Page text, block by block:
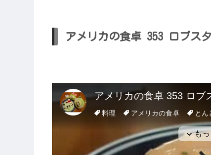
アメリカの食卓 353 ロブス